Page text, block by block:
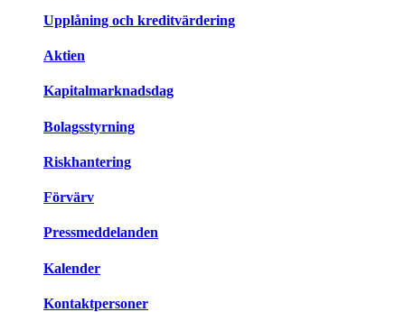
Upplåning och kreditvärdering
Aktien
Kapitalmarknadsdag
Bolagsstyrning
Riskhantering
Förvärv
Pressmeddelanden
Kalender
Kontaktpersoner